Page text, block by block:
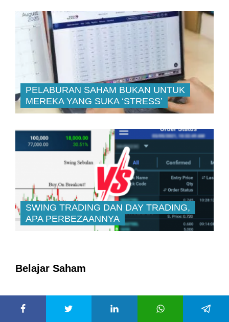
PELABURAN SAHAM BUKAN UNTUK
MEREKA YANG SUKA ‘STRESS’
SWING TRADING DAN DAY TRADING,
APA PERBEZAANNYA
Belajar Saham
1
IPO di Bursa Malaysia